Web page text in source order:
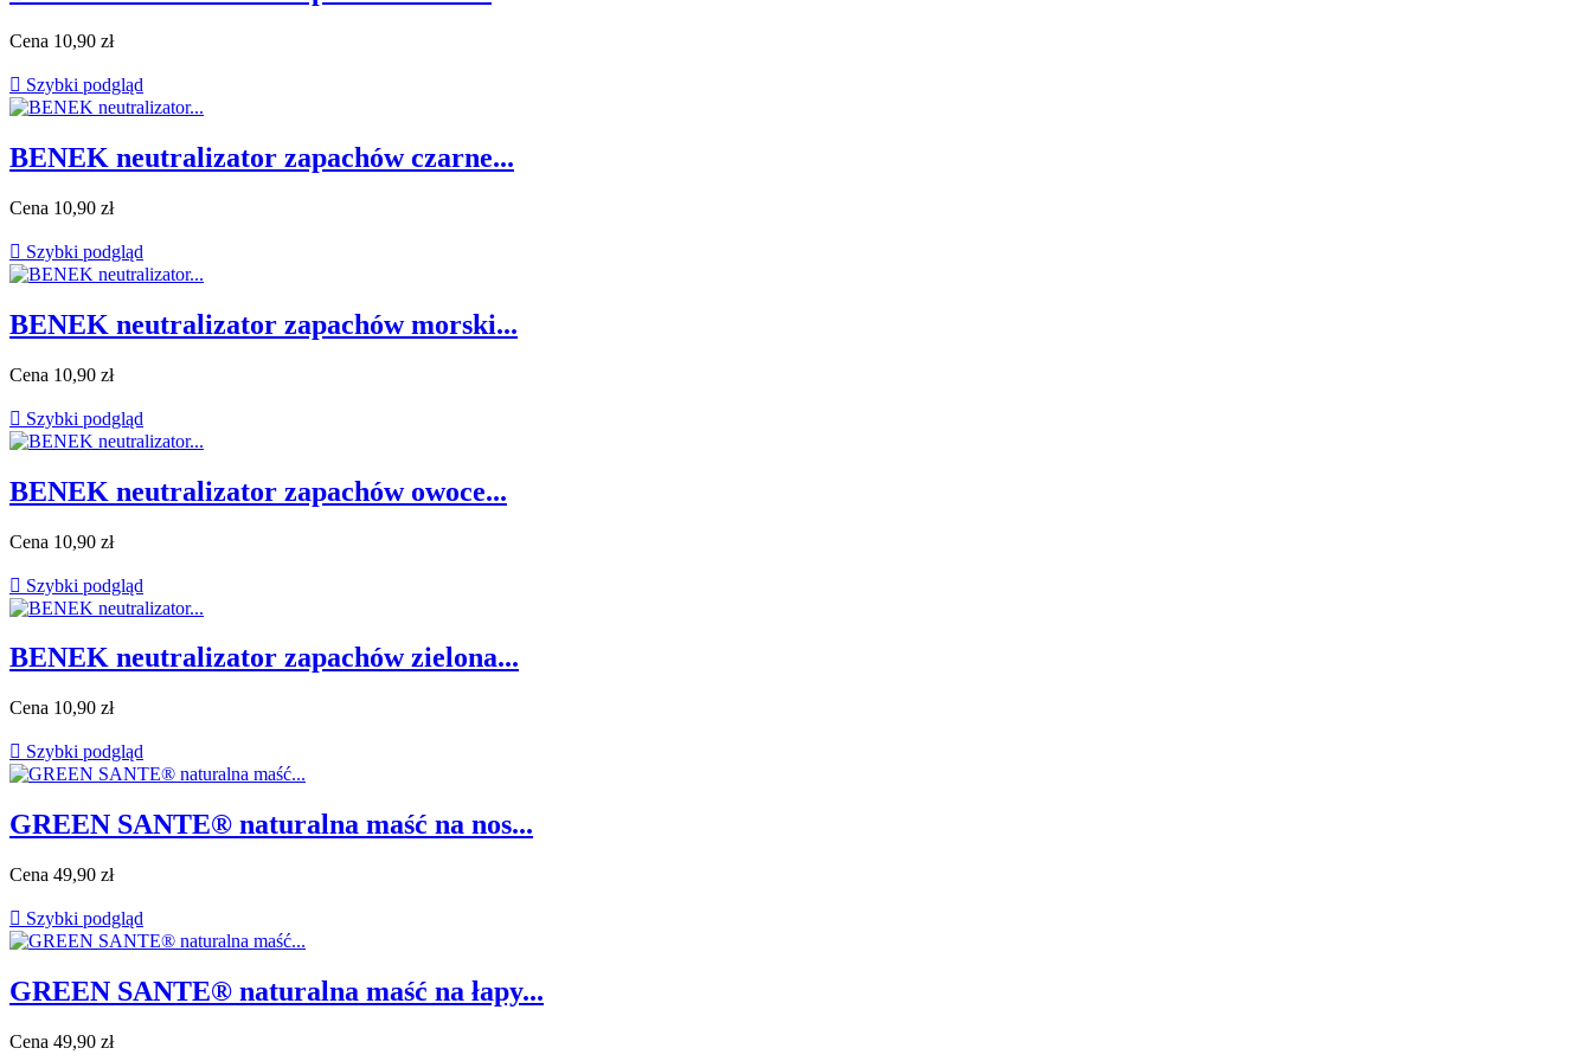
Cena 10,90 zł
 Szybki podgląd
BENEK neutralizator zapachów czarne...
Cena 10,90 zł
 Szybki podgląd
BENEK neutralizator zapachów morski...
Cena 10,90 zł
 Szybki podgląd
BENEK neutralizator zapachów owoce...
Cena 10,90 zł
 Szybki podgląd
BENEK neutralizator zapachów zielona...
Cena 10,90 zł
 Szybki podgląd
GREEN SANTE® naturalna maść na nos...
Cena 49,90 zł
 Szybki podgląd
GREEN SANTE® naturalna maść na łapy...
Cena 49,90 zł